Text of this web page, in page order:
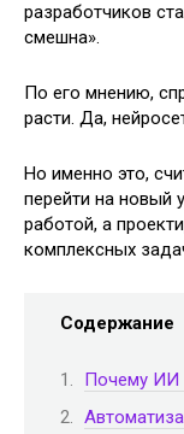
разработчиков
смешна».
По его мнению,
расти. Да,
Но именно это,
перейти на новый
работой, а
комплексных
Содержание
Почему ИИ